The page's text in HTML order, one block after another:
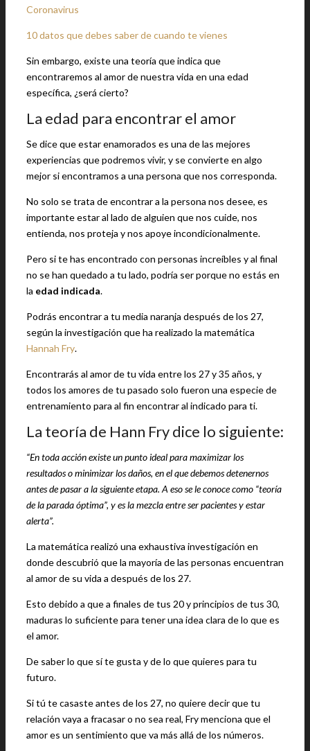
Coronavirus
10 datos que debes saber de cuando te vienes
Sin embargo, existe una teoría que indica que
encontraremos al amor de nuestra vida en una edad
específica, ¿será cierto?
La edad para encontrar el amor
Se dice que estar enamorados es una de las mejores
experiencias que podremos vivir, y se convierte en algo
mejor si encontramos a una persona que nos corresponda.
No solo se trata de encontrar a la persona nos desee, es
importante estar al lado de alguien que nos cuide, nos
entienda, nos proteja y nos apoye incondicionalmente.
Pero si te has encontrado con personas increíbles y al final
no se han quedado a tu lado, podría ser porque no estás en
la edad indicada.
Podrás encontrar a tu media naranja después de los 27,
según la investigación que ha realizado la matemática
Hannah Fry.
Encontrarás al amor de tu vida entre los 27 y 35 años, y
todos los amores de tu pasado solo fueron una especie de
entrenamiento para al fin encontrar al indicado para ti.
La teoría de Hann Fry dice lo siguiente:
“En toda acción existe un punto ideal para maximizar los
resultados o minimizar los daños, en el que debemos detenernos
antes de pasar a la siguiente etapa. A eso se le conoce como “teoría
de la parada óptima”, y es la mezcla entre ser pacientes y estar
alerta”.
La matemática realizó una exhaustiva investigación en
donde descubrió que la mayoría de las personas encuentran
al amor de su vida a después de los 27.
Esto debido a que a finales de tus 20 y principios de tus 30,
maduras lo suficiente para tener una idea clara de lo que es
el amor.
De saber lo que sí te gusta y de lo que quieres para tu
futuro.
Si tú te casaste antes de los 27, no quiere decir que tu
relación vaya a fracasar o no sea real, Fry menciona que el
amor es un sentimiento que va más allá de los números.